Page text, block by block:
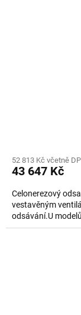
52 813 Kč včetně
43 647 Kč
Celonerezový
vestavěným
odsávání.U